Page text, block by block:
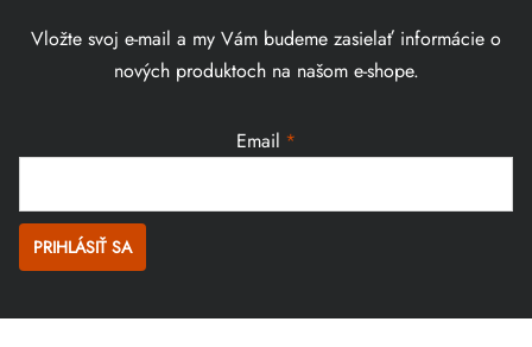
Vložte svoj e-mail a my Vám budeme zasielať informácie o
nových produktoch na našom e-shope.
Email
PRIHLÁSIŤ SA